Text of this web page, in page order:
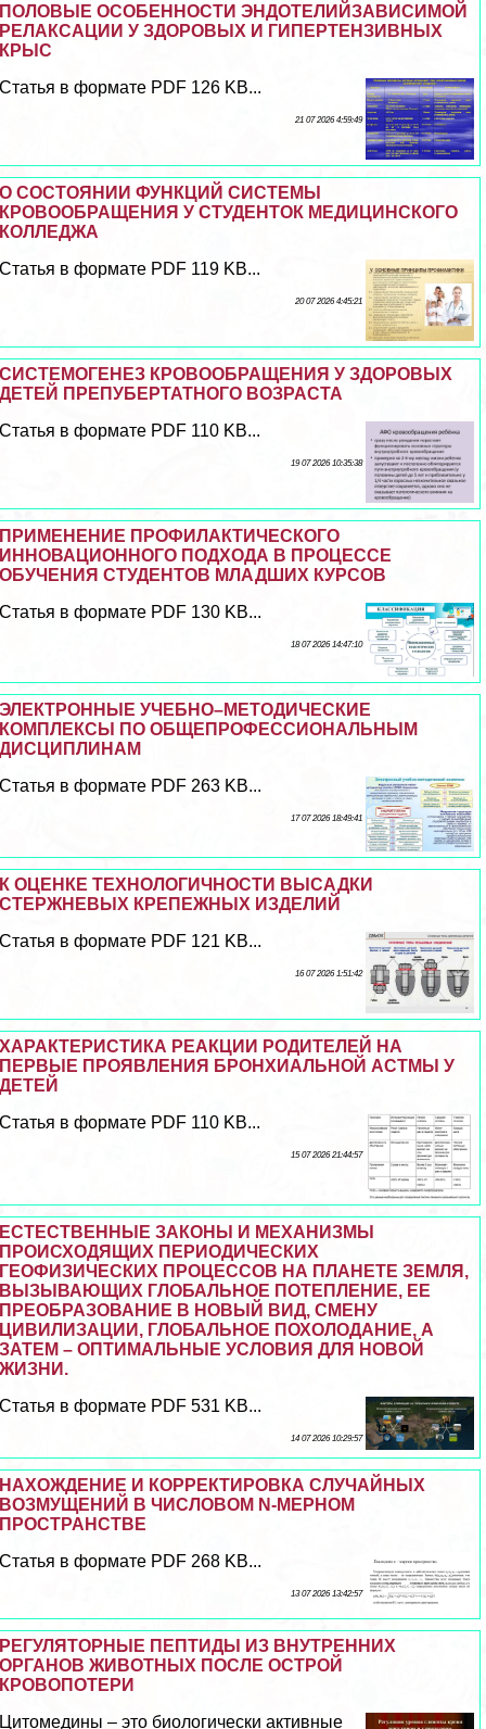
ПОЛОВЫЕ ОСОБЕННОСТИ ЭНДОТЕЛИЙЗАВИСИМОЙ
РЕЛАКСАЦИИ У ЗДОРОВЫХ И ГИПЕРТЕНЗИВНЫХ
КРЫС
Статья в формате PDF 126 KB...
21 07 2026 4:59:49
О СОСТОЯНИИ ФУНКЦИЙ СИСТЕМЫ
КРОВООБРАЩЕНИЯ У СТУДЕНТОК МЕДИЦИНСКОГО
КОЛЛЕДЖА
Статья в формате PDF 119 KB...
20 07 2026 4:45:21
СИСТЕМОГЕНЕЗ КРОВООБРАЩЕНИЯ У ЗДОРОВЫХ
ДЕТЕЙ ПРЕПУБЕРТАТНОГО ВОЗРАСТА
Статья в формате PDF 110 KB...
19 07 2026 10:35:38
ПРИМЕНЕНИЕ ПРОФИЛАКТИЧЕСКОГО
ИННОВАЦИОННОГО ПОДХОДА В ПРОЦЕССЕ
ОБУЧЕНИЯ СТУДЕНТОВ МЛАДШИХ КУРСОВ
Статья в формате PDF 130 KB...
18 07 2026 14:47:10
ЭЛЕКТРОННЫЕ УЧЕБНО–МЕТОДИЧЕСКИЕ
КОМПЛЕКСЫ ПО ОБЩЕПРОФЕССИОНАЛЬНЫМ
ДИСЦИПЛИНАМ
Статья в формате PDF 263 KB...
17 07 2026 18:49:41
К ОЦЕНКЕ ТЕХНОЛОГИЧНОСТИ ВЫСАДКИ
СТЕРЖНЕВЫХ КРЕПЕЖНЫХ ИЗДЕЛИЙ
Статья в формате PDF 121 KB...
16 07 2026 1:51:42
ХАРАКТЕРИСТИКА РЕАКЦИИ РОДИТЕЛЕЙ НА
ПЕРВЫЕ ПРОЯВЛЕНИЯ БРОНХИАЛЬНОЙ АСТМЫ У
ДЕТЕЙ
Статья в формате PDF 110 KB...
15 07 2026 21:44:57
ЕСТЕСТВЕННЫЕ ЗАКОНЫ И МЕХАНИЗМЫ
ПРОИСХОДЯЩИХ ПЕРИОДИЧЕСКИХ
ГЕОФИЗИЧЕСКИХ ПРОЦЕССОВ НА ПЛАНЕТЕ ЗЕМЛЯ,
ВЫЗЫВАЮЩИХ ГЛОБАЛЬНОЕ ПОТЕПЛЕНИЕ, ЕЕ
ПРЕОБРАЗОВАНИЕ В НОВЫЙ ВИД, СМЕНУ
ЦИВИЛИЗАЦИИ, ГЛОБАЛЬНОЕ ПОХОЛОДАНИЕ, А
ЗАТЕМ – ОПТИМАЛЬНЫЕ УСЛОВИЯ ДЛЯ НОВОЙ
ЖИЗНИ.
Статья в формате PDF 531 KB...
14 07 2026 10:29:57
НАХОЖДЕНИЕ И КОРРЕКТИРОВКА СЛУЧАЙНЫХ
ВОЗМУЩЕНИЙ В ЧИСЛОВОМ N-МЕРНОМ
ПРОСТРАНСТВЕ
Статья в формате PDF 268 KB...
13 07 2026 13:42:57
РЕГУЛЯТОРНЫЕ ПЕПТИДЫ ИЗ ВНУТРЕННИХ
ОРГАНОВ ЖИВОТНЫХ ПОСЛЕ ОСТРОЙ
КРОВОПОТЕРИ
Цитомедины – это биологически активные